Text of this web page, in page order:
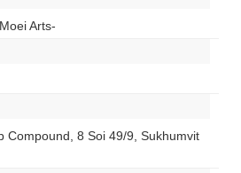
Arts-
Compound, 8 Soi 49/9, Sukhumvit